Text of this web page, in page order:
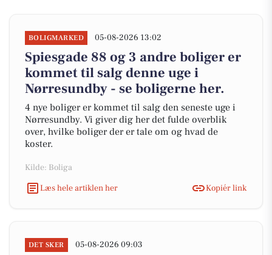
BOLIGMARKED 05-08-2026 13:02
Spiesgade 88 og 3 andre boliger er
kommet til salg denne uge i
Nørresundby - se boligerne her.
4 nye boliger er kommet til salg den seneste uge i
Nørresundby. Vi giver dig her det fulde overblik
over, hvilke boliger der er tale om og hvad de
koster.
Kilde: Boliga
Læs hele artiklen her
Kopiér link
DET SKER 05-08-2026 09:03